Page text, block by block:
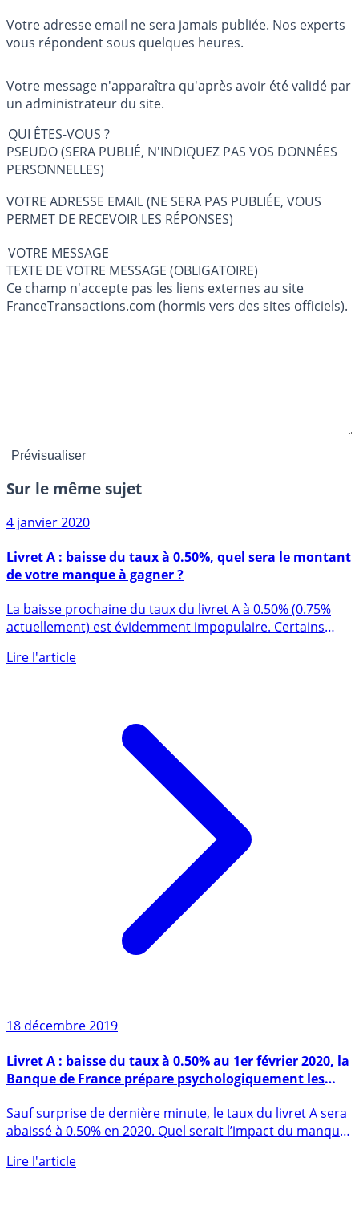
Votre adresse email ne sera jamais publiée. Nos experts
vous répondent sous quelques heures.
Votre message n'apparaîtra qu'après avoir été validé par
un administrateur du site.
QUI ÊTES-VOUS ?
PSEUDO (SERA PUBLIÉ, N'INDIQUEZ PAS VOS DONNÉES
PERSONNELLES)
VOTRE ADRESSE EMAIL (NE SERA PAS PUBLIÉE, VOUS
PERMET DE RECEVOIR LES RÉPONSES)
VOTRE MESSAGE
TEXTE DE VOTRE MESSAGE (OBLIGATOIRE)
Ce champ n'accepte pas les liens externes au site
FranceTransactions.com (hormis vers des sites officiels).
Sur le même sujet
4 janvier 2020
de votre manque à gagner ?
actuellement) est évidemment impopulaire. Certains
18 décembre 2019
Banque de France prépare psychologiquement les
épargnants
abaissé à 0.50% en 2020. Quel serait l’impact du manque